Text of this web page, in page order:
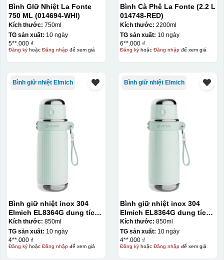
Bình GIữ Nhiệt La Fonte
750 ML (014694-WHI)
Kích thước: 750ml
TG sản xuất: 10 ngày
5**.000 ₫
Đăng kýhoặc Đăng nhậpđể xem giá
Bình Cà Phê La Fonte (2.2 L
014748-RED)
Kích thước: 2200ml
TG sản xuất: 10 ngày
6**.000 ₫
Đăng kýhoặc Đăng nhậpđể xem giá
Bình giữ nhiệt Elmich
Bình giữ nhiệt inox 304
Elmich EL8364G dung tích
850ml
Kích thước: 850ml
TG sản xuất: 10 ngày
4**.000 ₫
Đăng kýhoặc Đăng nhậpđể xem giá
Bình giữ nhiệt Elmich
Bình giữ nhiệt inox 304
Elmich EL8364G dung tích
850ml
Kích thước: 850ml
TG sản xuất: 10 ngày
4**.000 ₫
Đăng kýhoặc Đăng nhậpđể xem giá